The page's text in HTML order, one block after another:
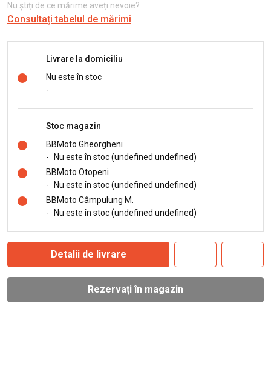
Nu știți de ce mărime aveți nevoie?
Consultați tabelul de mărimi
Livrare la domiciliu
Nu este în stoc
-
Stoc magazin
BBMoto Gheorgheni
-
Nu este în stoc (undefined undefined)
BBMoto Otopeni
-
Nu este în stoc (undefined undefined)
BBMoto Câmpulung M.
-
Nu este în stoc (undefined undefined)
Detalii de livrare
Rezervați în magazin